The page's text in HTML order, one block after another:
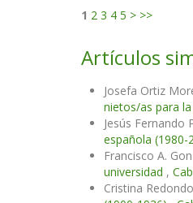
1 2 3 4 5 > >>
Artículos
Josefa Ortiz
nietos/as para
Jesús Fernando
española (1980-
Francisco A.
universidad ,
Cristina